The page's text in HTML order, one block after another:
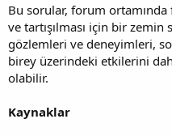
Bu sorular, forum ortamında
ve tartışılması için bir zemin
gözlemleri ve deneyimleri,
birey üzerindeki etkilerini
olabilir.
Kaynaklar